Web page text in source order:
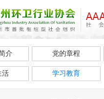
介 党的章程
活 学习教育